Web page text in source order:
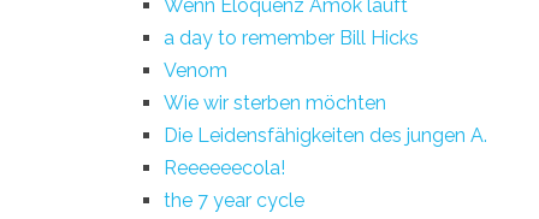
Wenn Eloquenz Amok läuft
a day to remember Bill Hicks
Venom
Wie wir sterben möchten
Die Leidensfähigkeiten des jungen A.
Reeeeeecola!
the 7 year cycle